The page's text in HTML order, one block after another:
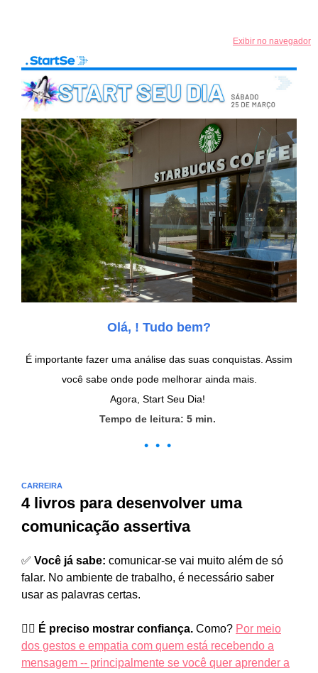
Exibir no navegador
Olá, ! Tudo bem?
É importante fazer uma análise das suas conquistas. Assim
você sabe onde pode melhorar ainda mais.
Agora, Start Seu Dia!
Tempo de leitura: 5 min.
• • •
CARREIRA
4 livros para desenvolver uma
comunicação assertiva
✅ Você já sabe: comunicar-se vai muito além de só
falar. No ambiente de trabalho, é necessário saber
usar as palavras certas.
🙋‍♂️ É preciso mostrar confiança. Como? Por meio
dos gestos e empatia com quem está recebendo a
mensagem -- principalmente se você quer aprender a